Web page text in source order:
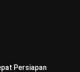
Persiapan